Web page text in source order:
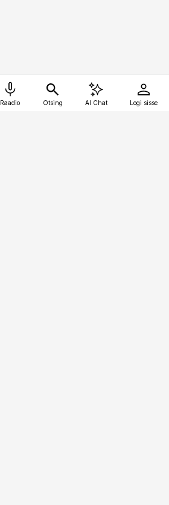
Raadio Otsing AI Chat Logi sisse